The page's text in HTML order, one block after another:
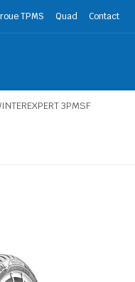
TPMS Quad Contact
3PMSF